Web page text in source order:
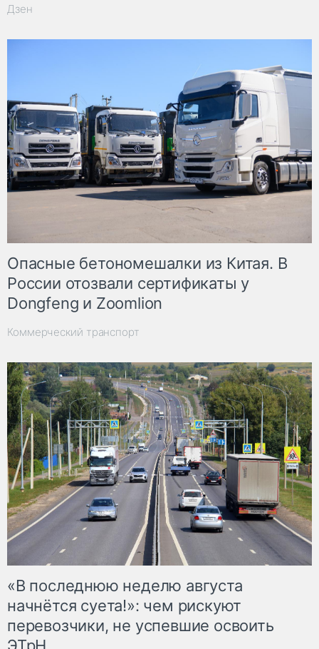
Дзен
Опасные бетономешалки из Китая. В
России отозвали сертификаты у
Dongfeng и Zoomlion
Коммерческий транспорт
«В последнюю неделю августа
начнётся суета!»: чем рискуют
перевозчики, не успевшие освоить